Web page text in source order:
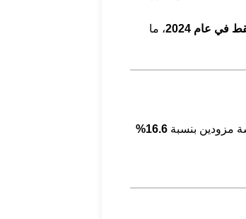
، ما
مزودين بنسبة
16.6%